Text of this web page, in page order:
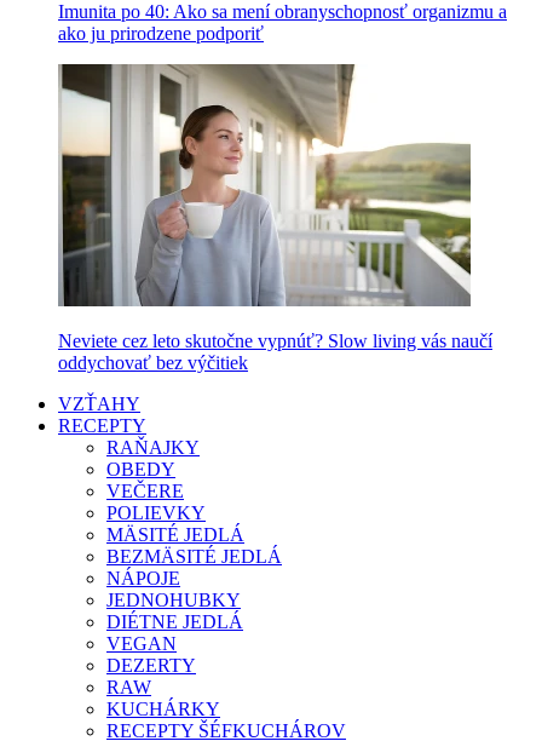
Imunita po 40: Ako sa mení obranyschopnosť organizmu a
ako ju prirodzene podporiť
Neviete cez leto skutočne vypnúť? Slow living vás naučí
oddychovať bez výčitiek
VZŤAHY
RECEPTY
RAŇAJKY
OBEDY
VEČERE
POLIEVKY
MÄSITÉ JEDLÁ
BEZMÄSITÉ JEDLÁ
NÁPOJE
JEDNOHUBKY
DIÉTNE JEDLÁ
VEGAN
DEZERTY
RAW
KUCHÁRKY
RECEPTY ŠÉFKUCHÁROV